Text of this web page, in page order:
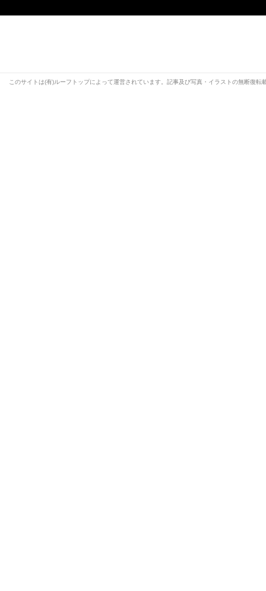
このサイトは(有)ルーフトップによって運営されています。記事及び写真・イラストの無断復転